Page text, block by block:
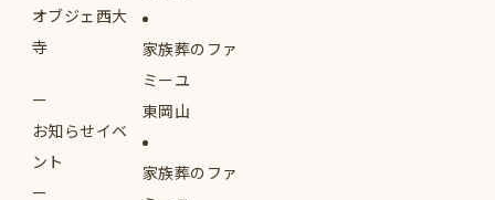
オブジェ西大
寺
お知らせイベ
ント
家族葬のファ
ミーユ
東岡山
家族葬のファ